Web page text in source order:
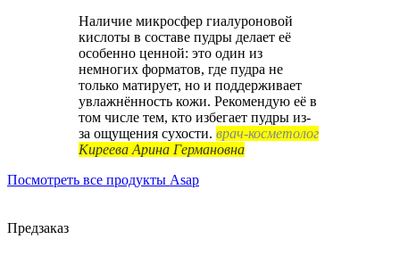
Наличие микросфер гиалуроновой
кислоты в составе пудры делает её
особенно ценной: это один из
немногих форматов, где пудра не
только матирует, но и поддерживает
увлажнённость кожи. Рекомендую её в
том числе тем, кто избегает пудры из-
за ощущения сухости. врач-косметолог
Киреева Арина Германовна
Посмотреть все продукты Asap
Предзаказ